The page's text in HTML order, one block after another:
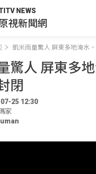
NEWS
視新聞網
凱米雨量驚人 屏東多地淹水
驚人 屏東多
閉
25 12:30
家